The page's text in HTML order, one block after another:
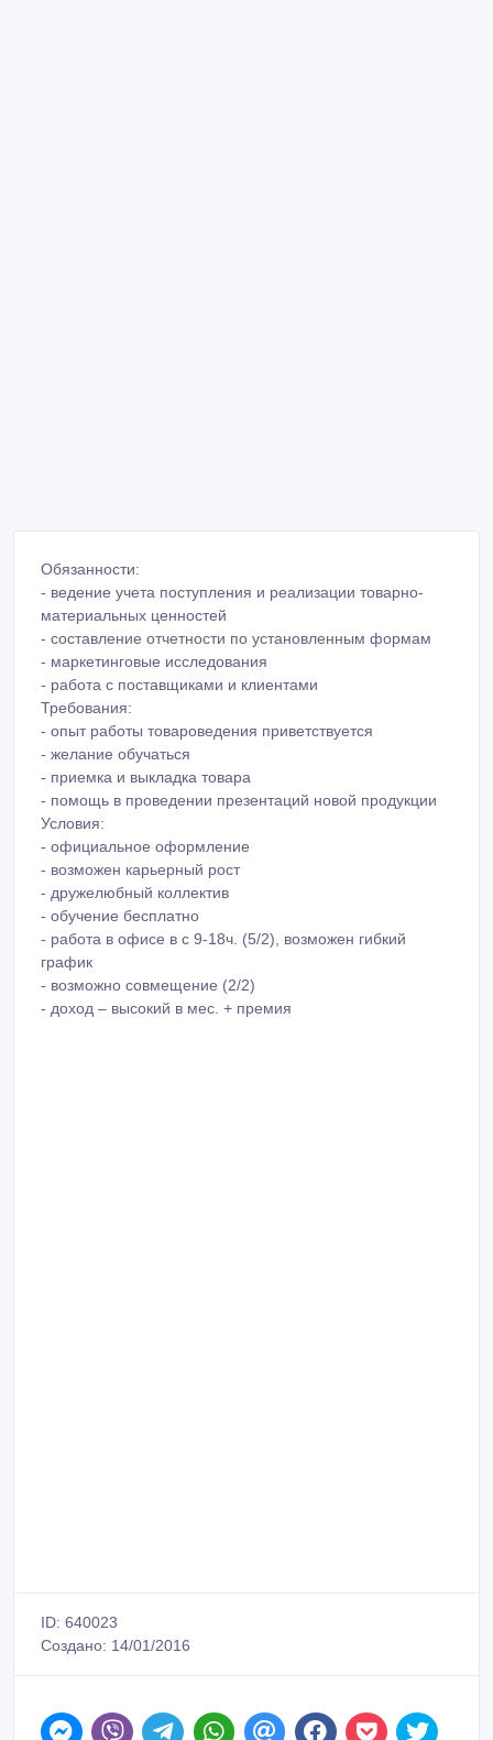
Обязанности:
- ведение учета поступления и реализации товарно-
материальных ценностей
- составление отчетности по установленным формам
- маркетинговые исследования
- работа с поставщиками и клиентами
Требования:
- опыт работы товароведения приветствуется
- желание обучаться
- приемка и выкладка товара
- помощь в проведении презентаций новой продукции
Условия:
- официальное оформление
- возможен карьерный рост
- дружелюбный коллектив
- обучение бесплатно
- работа в офисе в с 9-18ч. (5/2), возможен гибкий
график
- возможно совмещение (2/2)
- доход – высокий в мес. + премия
ID: 640023
Создано: 14/01/2016